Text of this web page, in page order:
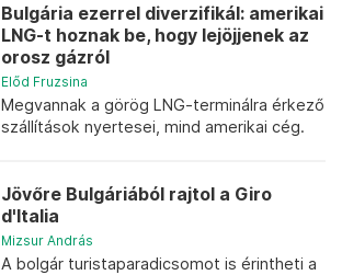
Bulgária ezerrel diverzifikál: amerikai
LNG-t hoznak be, hogy lejöjjenek az
orosz gázról
Előd Fruzsina
Megvannak a görög LNG-terminálra érkező
szállítások nyertesei, mind amerikai cég.
Jövőre Bulgáriából rajtol a Giro
d'Italia
Mizsur András
A bolgár turistaparadicsomot is érintheti a